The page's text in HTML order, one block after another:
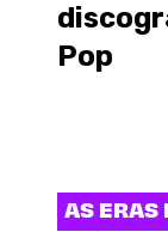
Pop
AS ERAS